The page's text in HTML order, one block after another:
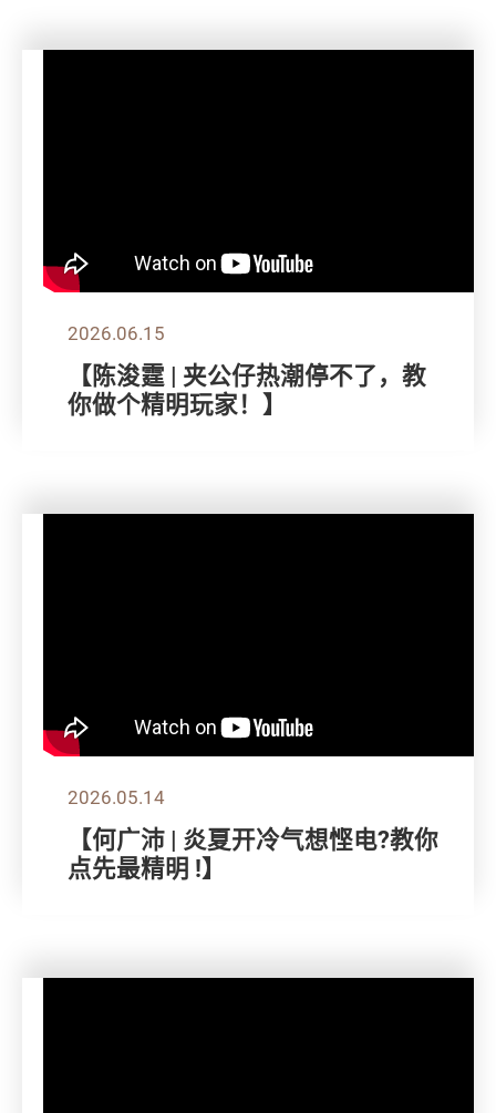
2026.06.15
【陈浚霆 | 夹公仔热潮停不了，教
你做个精明玩家！】
2026.05.14
【何广沛 | 炎夏开冷气想悭电?教你
点先最精明 !】